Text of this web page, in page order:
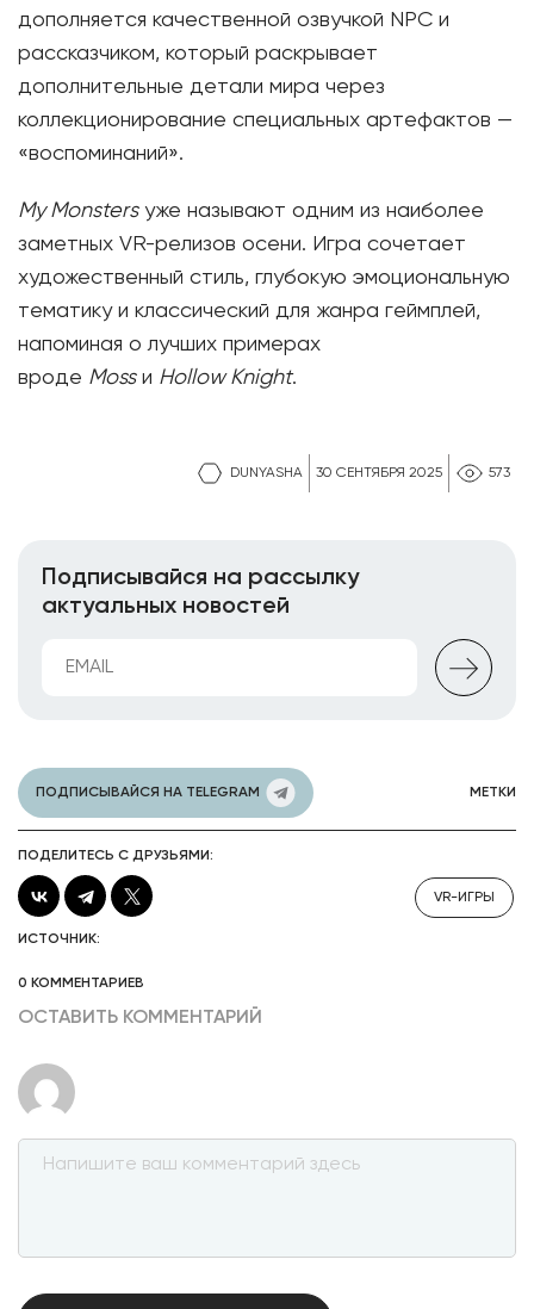
DUNYASHA 30 СЕНТЯБРЯ 2025 573
дополняется качественной озвучкой NPC и
рассказчиком, который раскрывает
дополнительные детали мира через
коллекционирование специальных артефактов —
«воспоминаний».
My Monstersуже называют одним из наиболее
заметных VR-релизов осени. Игра сочетает
художественный стиль, глубокую эмоциональную
тематику и классический для жанра геймплей,
напоминая о лучших примерах
вроде Mossи Hollow Knight.
Подписывайся на рассылку
актуальных новостей
ПОДПИСЫВАЙСЯ НА TELEGRAM МЕТКИ
ПОДЕЛИТЕСЬ С ДРУЗЬЯМИ:
VR-ИГРЫ
ИСТОЧНИК:
0 КОММЕНТАРИЕВ
ОСТАВИТЬ КОММЕНТАРИЙ